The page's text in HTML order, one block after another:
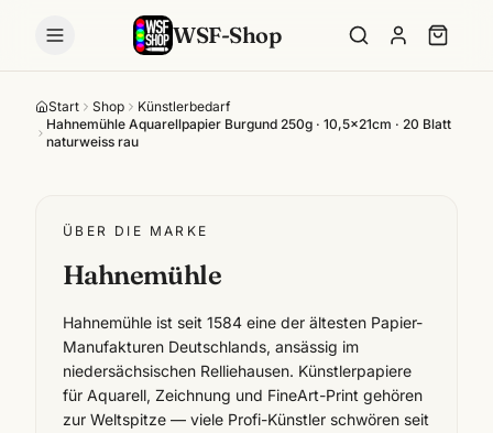
WSF-Shop
Start Shop
Künstlerbedarf
Hahnemühle Aquarellpapier Burgund 250g · 10,5x21cm · 20 Blatt
naturweiss rau
ÜBER DIE MARKE
Hahnemühle
Hahnemühle ist seit 1584 eine der ältesten Papier-
Manufakturen Deutschlands, ansässig im
niedersächsischen Relliehausen. Künstlerpapiere
für Aquarell, Zeichnung und FineArt-Print gehören
zur Weltspitze — viele Profi-Künstler schwören seit